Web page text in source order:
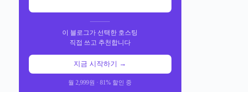
이 블로그가 선택한 호스팅
직접 쓰고 추천합니다
지금 시작하기 →
월 2,999원 · 81% 할인 중